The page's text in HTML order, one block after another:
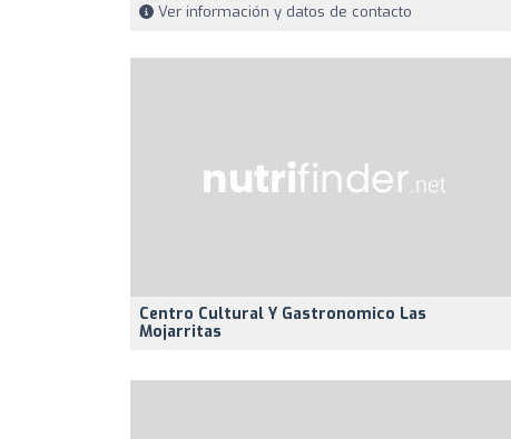
Ver información y datos de contacto
Centro Cultural Y Gastronomico Las
Mojarritas